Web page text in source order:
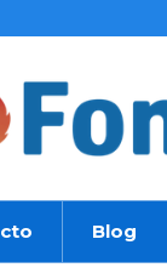
Blog